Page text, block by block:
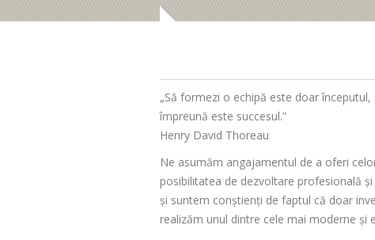
„Să formezi o echipă este doar
împreună este succesul.”
Henry David Thoreau
Ne asumăm angajamentul de a oferi
posibilitatea de dezvoltare profesională
și suntem conștienți de faptul că doar
realizăm unul dintre cele mai moderne și